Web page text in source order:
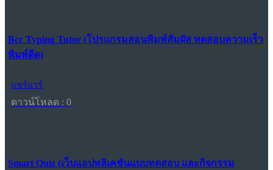
Bcc Typing Tutor (โปรแกรมสอนพิมพ์สัมผัส ทดสอบความเร็ว
พิมพ์ดีด)
แชร์แวร์
ดาวน์โหลด : 0
Smart Quiz (เว็บแอปพลิเคชันแบบทดสอบ และกิจกรรม